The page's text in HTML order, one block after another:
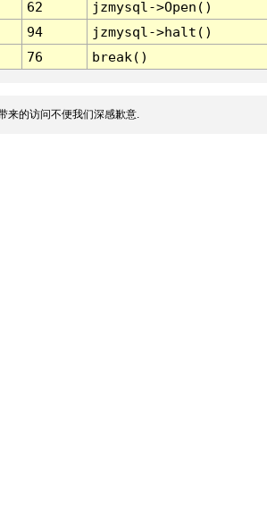
62
jzmysql->Open()
94
jzmysql->halt()
76 break()
来的访问不便我们深感歉意.